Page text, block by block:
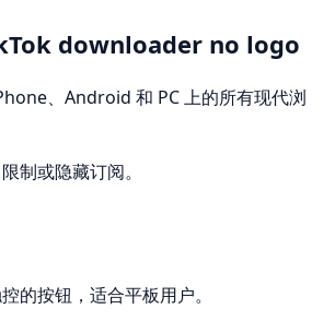
downloader no logo
、Android 和 PC 上的所有现代浏
制或隐藏订阅。
的按钮，适合平板用户。